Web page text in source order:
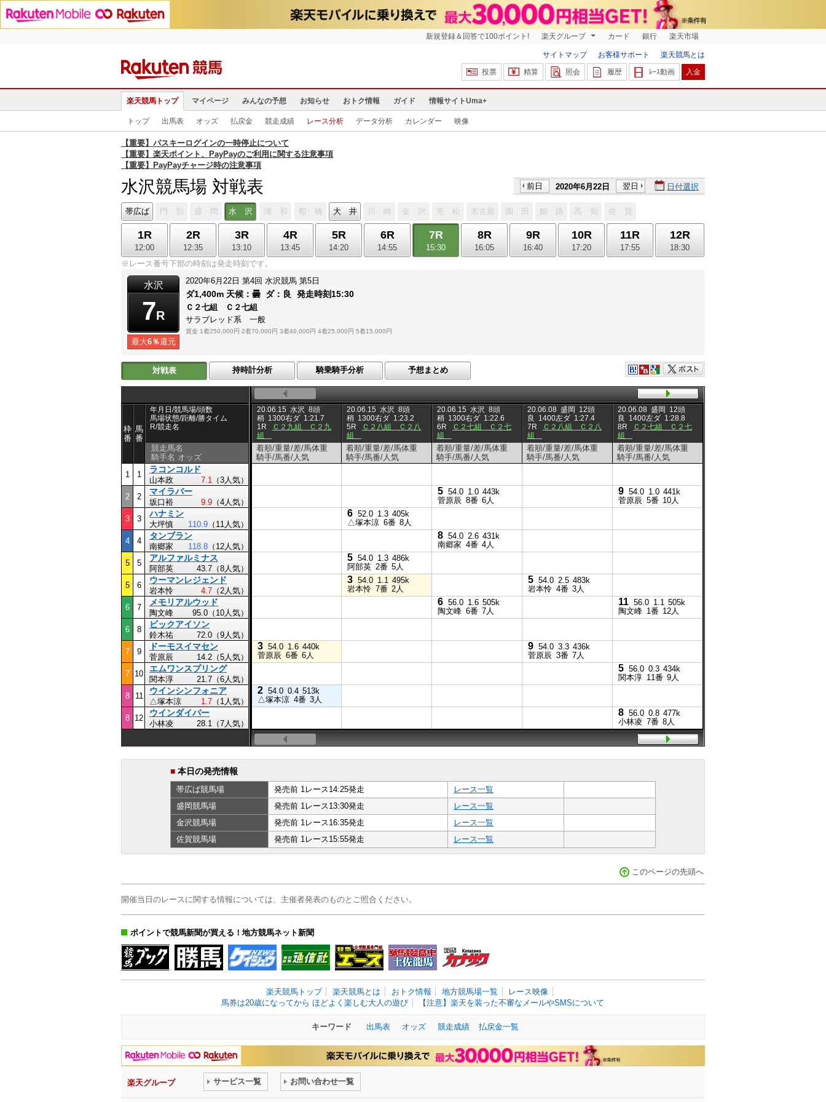
新規登録＆回答で100ポイント! 楽天グループ カード 銀行 楽天市場
サイトマップ お客様サポート
楽天競馬とは
投票
精算 照会 履歴 ﾚｰｽ動画 入金
楽天競馬トップ マイページ みんなの予想 お知らせ おトク情報 ガイド 情報サイトUma+
トップ 出馬表 オッズ 払戻金 競走成績 レース分析 データ分析 カレンダー 映像
【重要】パスキーログインの一時停止について
【重要】楽天ポイント、PayPayのご利用に関する注意事項
【重要】PayPayチャージ時の注意事項
水沢競馬場 対戦表 前日 2020年6月22日 翌日 日付選択
帯広ば 門 別 盛 岡 水 沢 浦 和 船 橋 大 井 川 崎 金 沢 笠 松 名古屋 園 田 姫 路 高 知 佐 賀
1R
12:00
2R
12:35
3R
13:10
4R
13:45
5R
14:20
6R
14:55
7R
15:30
8R
16:05
9R
16:40
10R
17:20
11R
17:55
12R
18:30
※レース番号下部の時刻は発走時刻です。
水沢
7R
最大6％還元
2020年6月22日 第4回 水沢競馬 第5日
ダ1,400m 天候： 曇 ダ： 良 発走時刻15:30
Ｃ２七組 Ｃ２七組
サラブレッド系 一般
賞金 1着250,000円 2着70,000円 3着40,000円 4着25,000円 5着15,000円
対戦表 持時計分析 騎乗騎手分析 予想まとめ
枠
番
馬
番
年月日/競馬場/頭数
馬場状態/距離/勝タイム
R/競走名
競走馬名
騎手名 オッズ
1
1
ラコンコルド
山本政 7.1
（3人気）
2
2
マイラバー
坂口裕 9.9 （4人気）
3
3
ハナミン
大坪慎 110.9 （11人気）
4
4
タンブラン
南郷家 118.8 （12人気）
5
5
アルファルミナス
阿部英
43.7（8人気）
5
6
ウーマンレジェンド
岩本怜 4.7 （2人気）
6
7
メモリアルウッド
陶文峰
95.0（10人気）
6
8
ビックアイソン
鈴木祐
72.0（9人気）
7
9
ドーモスイマセン
菅原辰
14.2（5人気）
7
10
エムワンスプリング
関本淳
21.7（6人気）
8
11
ウインシンフォニア
△塚本涼 1.7 （1人気）
8
12
ウインダイバー
小林凌 28.1（7人気）
20.06.15 水沢 8頭
稍 1300右ダ 1:21.7
1R
Ｃ２九組 Ｃ２九
組
20.06.15 水沢 8頭
稍 1300右ダ 1:23.2
5R
Ｃ２八組 Ｃ２八
組
20.06.15 水沢 8頭
稍 1300右ダ 1:22.6
6R
Ｃ２七組 Ｃ２七
組
20.06.08 盛岡 12頭
良
1400左ダ 1:27.4
7R
Ｃ２八組 Ｃ２八
組
20.06.08 盛岡 12頭
良
1400左ダ 1:28.8
8R
Ｃ２七組 Ｃ２七
組
着順/重量/差/馬体重
騎手/馬番/人気
着順/重量/差/馬体重
騎手/馬番/人気
着順/重量/差/馬体重
騎手/馬番/人気
着順/重量/差/馬体重
騎手/馬番/人気
着順/重量/差/馬体重
騎手/馬番/人気
5 54.0 1.0 443k
菅原辰 8番 6人
9 54.0 1.0 441k
菅原辰 5番 10人
6 52.0 1.3 405k
△塚本涼 6番 8人
8 54.0 2.6 431k
南郷家 4番 4人
5 54.0 1.3 486k
阿部英 2番 5人
3 54.0 1.1 495k
岩本怜 7番 2人
5 54.0 2.5 483k
岩本怜 4番 3人
6 56.0 1.6 505k
陶文峰 6番 7人
11 56.0 1.1 505k
陶文峰 1番 12人
3 54.0 1.6 440k
菅原辰 6番 6人
9 54.0 3.3 436k
菅原辰 3番 7人
5 56.0 0.3 434k
関本淳 11番 9人
2 54.0 0.4 513k
△塚本涼 4番 3人
8 56.0 0.8 477k
小林凌 7番 8人
■ 本日の発売情報
帯広ば競馬場 発売前 1レース14:25発走
レース一覧
盛岡競馬場 発売前 1レース13:30発走
レース一覧
金沢競馬場 発売前 1レース16:35発走
レース一覧
佐賀競馬場 発売前 1レース15:55発走 レース一覧
このページの先頭へ
開催当日のレースに関する情報については、主催者発表のものとご照合ください。
ポイントで競馬新聞が買える！地方競馬ネット新聞
楽天競馬トップ 楽天競馬とは おトク情報 地方競馬場一覧
レース映像
馬券は20歳になってから ほどよく楽しむ大人の遊び
【注意】楽天を装った不審なメールやSMSについて
キーワード 出馬表 オッズ 競走成績 払戻金一覧
楽天グループ サービス一覧 お問い合わせ一覧